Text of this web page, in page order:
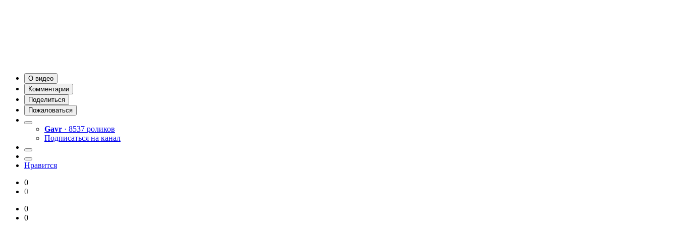
О видео
Комментарии
Поделиться
Пожаловаться
Gavr · 8537 роликов
Подписаться на канал
Нравится
0
0
0
0